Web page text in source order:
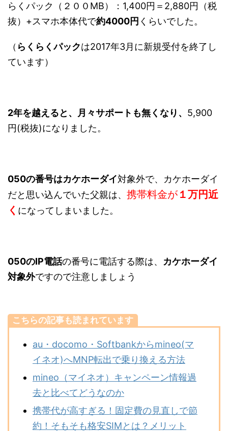
らくパック（２００MB）：1,400円＝2,880円（税
抜）+スマホ本体代で約4000円 くらいでした。
（ らくらくパックは2017年3月に新規受付を終了し
ています）
2年を越えると、月々サポートも無くなり、 5,900
円(税抜)になりました。
050の番号はカケホーダイ対象外で、カケホーダイ
だと思い込んでいた父親は、 携帯料金が １万円近
く になってしまいました。
050のIP電話の番号に電話する際は、 カケホーダイ
対象外ですので注意しましょう
こちらの記事も読まれています
au・docomo・Softbankからmineo(マ
イネオ)へMNP転出で乗り換える方法
mineo（マイネオ）キャンペーン情報過
去と比べてどうなのか
携帯代が高すぎる！固定費の見直しで節
約！そもそも格安SIMとは？メリット